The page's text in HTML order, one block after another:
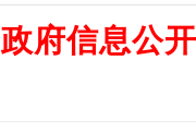
政府信息公开